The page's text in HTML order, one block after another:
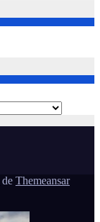
de Themeansar